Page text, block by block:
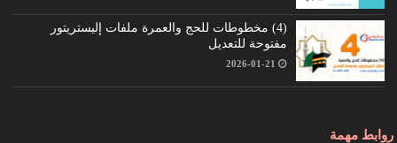
(4) مخطوطات للحج والعمرة ملفات إليستريتور
مفتوحة للتعديل
2026-01-21
روابط مهمة